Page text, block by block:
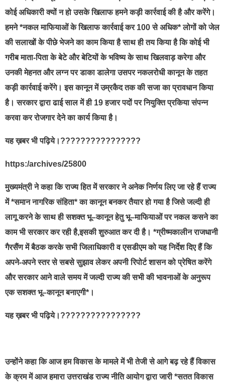
कोई अधिकारी क्यों न हो उसके खिलाफ हमने कड़ी कार्रवाई की है और करेंगे।
हमने *नकल माफियाओं के खिलाफ कार्रवाई कर 100 से अधिक* लोगों को जेल
की सलाखों के पीछे भेजने का काम किया है साथ ही तय किया है कि कोई भी
गरीब माता-पिता के बेटे और बेटियों के भविष्य के साथ खिलवाड़ करेगा और
उनकी मेहनत और लग्न पर डाका डालेगा उसपर नकलरोधी कानून के तहत
कड़ी कार्रवाई करेंगे। इस कानून में उम्रकैद तक की सजा का प्रावधान किया
है। सरकार द्वारा ढाई साल में ही 19 हजार पदों पर नियुक्ति प्रकिया संपन्न
करवा कर रोजगार देने का कार्य किया है।
यह ख़बर भी पढ़िये।????????????????
https:/archives/25800
मुख्यमंत्री ने कहा कि राज्य हित में सरकार ने अनेक निर्णय लिए जा रहे हैं राज्य
में *समान नागरिक संहिता* का कानून बनकर तैयार हो गया है जिसे जल्दी ही
लागू करने के साथ ही सशक्त भू–कानून हेतु भू–माफियाओं पर नकल कसने का
काम भी सरकार कर रही है,इसकी शुरुआत कर दी है। *ग्रीष्मकालीन राजधानी
गैरसैंण में बैठक करके सभी जिलाधिकारी व एसडीएम को यह निर्देश दिए हैं कि
अपने-अपने स्तर से सबसे सुझाव लेकर अपनी रिपोर्ट शासन को प्रेषित करेंगे
और सरकार आने वाले समय में जल्दी राज्य की सभी की भावनाओं के अनुरूप
एक सशक्त भू–कानून बनाएगी*।
यह ख़बर भी पढ़िये।????????????????
उन्होंने कहा कि आज हम विकास के मामले में भी तेजी से आगे बढ़ रहे हैं विकास
के क्रम में आज हमारा उत्तराखंड राज्य नीति आयोग द्वारा जारी *सतत विकास